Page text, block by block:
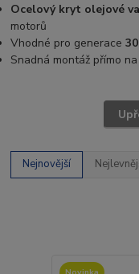
Ocelový kryt olejové
motorů
Vhodné pro generace
Snadná montáž přímo
Nejnovější